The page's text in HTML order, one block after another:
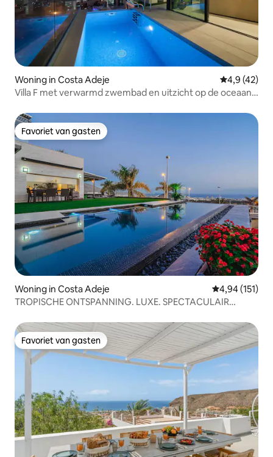
Woning in Costa Adeje
4,9 (42)
Villa F met verwarmd zwembad en uitzicht op de oceaan –
Favoriet van gasten
Favoriet van gasten
Woning in Costa Adeje Gemiddelde
4,94 (151)
TROPISCHE ONTSPANNING. LUXE. SPECTACULAIR
Favoriet van gasten
Favoriet van gasten